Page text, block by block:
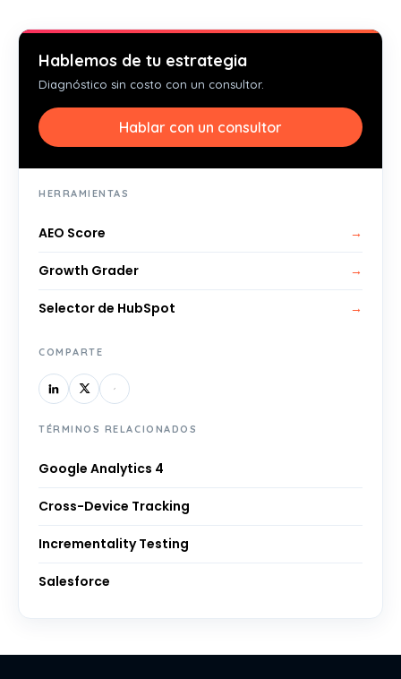
Hablemos de tu estrategia
Diagnóstico sin costo con un consultor.
Hablar con un consultor
HERRAMIENTAS
AEO Score →
Growth Grader →
Selector de HubSpot →
COMPARTE
TÉRMINOS RELACIONADOS
Google Analytics 4
Cross-Device Tracking
Incrementality Testing
Salesforce